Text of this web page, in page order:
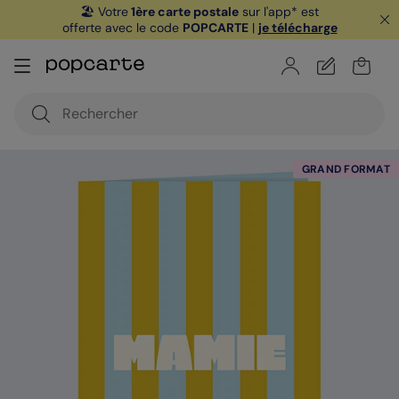
🏖️ Votre1ère carte postale sur l'app* est
offerte avec le code POPCARTE| je télécharge
GRAND FORMAT